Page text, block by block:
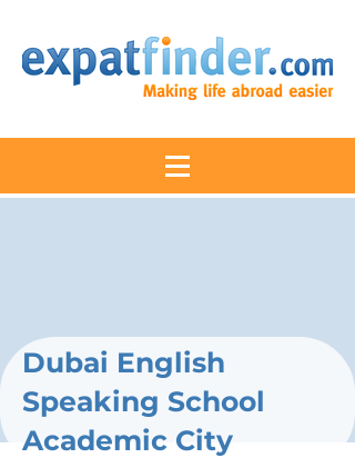
Dubai English
Speaking School
Academic City